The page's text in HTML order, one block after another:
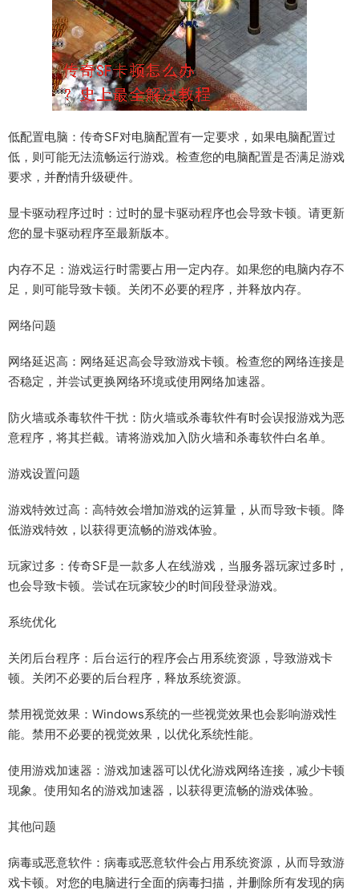
低配置电脑：传奇SF对电脑配置有一定要求，如果电脑配置过
低，则可能无法流畅运行游戏。检查您的电脑配置是否满足游戏
要求，并酌情升级硬件。
显卡驱动程序过时：过时的显卡驱动程序也会导致卡顿。请更新
您的显卡驱动程序至最新版本。
内存不足：游戏运行时需要占用一定内存。如果您的电脑内存不
足，则可能导致卡顿。关闭不必要的程序，并释放内存。
网络问题
网络延迟高：网络延迟高会导致游戏卡顿。检查您的网络连接是
否稳定，并尝试更换网络环境或使用网络加速器。
防火墙或杀毒软件干扰：防火墙或杀毒软件有时会误报游戏为恶
意程序，将其拦截。请将游戏加入防火墙和杀毒软件白名单。
游戏设置问题
游戏特效过高：高特效会增加游戏的运算量，从而导致卡顿。降
低游戏特效，以获得更流畅的游戏体验。
玩家过多：传奇SF是一款多人在线游戏，当服务器玩家过多时，
也会导致卡顿。尝试在玩家较少的时间段登录游戏。
系统优化
关闭后台程序：后台运行的程序会占用系统资源，导致游戏卡
顿。关闭不必要的后台程序，释放系统资源。
禁用视觉效果：Windows系统的一些视觉效果也会影响游戏性
能。禁用不必要的视觉效果，以优化系统性能。
使用游戏加速器：游戏加速器可以优化游戏网络连接，减少卡顿
现象。使用知名的游戏加速器，以获得更流畅的游戏体验。
其他问题
病毒或恶意软件：病毒或恶意软件会占用系统资源，从而导致游
戏卡顿。对您的电脑进行全面的病毒扫描，并删除所有发现的病